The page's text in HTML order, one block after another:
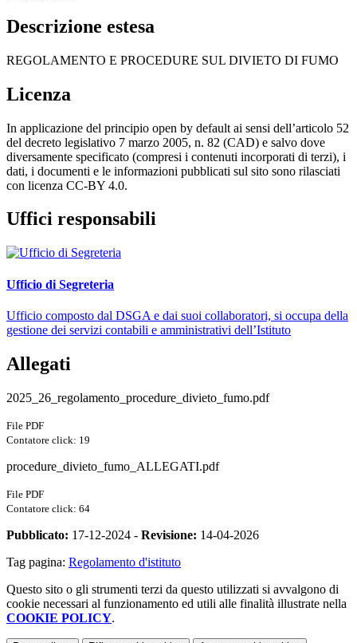
Descrizione estesa
REGOLAMENTO E PROCEDURE SUL DIVIETO DI FUMO
Licenza
In applicazione del principio open by default ai sensi dell’articolo 52
del decreto legislativo 7 marzo 2005, n. 82 (CAD) e salvo dove
diversamente specificato (compresi i contenuti incorporati di terzi), i
dati, i documenti e le informazioni pubblicati sul sito sono rilasciati
con licenza CC-BY 4.0.
Uffici responsabili
Ufficio di Segreteria
Ufficio composto dal DSGA e dai suoi collaboratori, si occupa della
gestione dei servizi contabili e amministrativi dell’Istituto
Allegati
2025_26_regolamento_procedure_divieto_fumo.pdf
File PDF
Contatore click: 19
procedure_divieto_fumo_ALLEGATI.pdf
File PDF
Contatore click: 64
Pubblicato: 17-12-2024 - Revisione: 14-04-2026
Tag pagina: Regolamento d'istituto
Questo sito o gli strumenti terzi da questo utilizzati si avvalgono di
cookie necessari al funzionamento ed utili alle finalità illustrate nella
COOKIE POLICY.